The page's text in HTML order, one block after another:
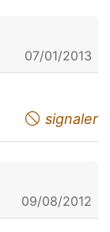
07/01/2013
signaler
09/08/2012